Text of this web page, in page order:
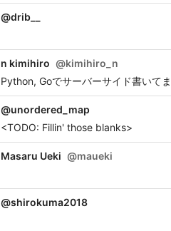
@drib__
n kimihiro @kimihiro_n
Python, Goでサーバーサイド書いてま
@unordered_map
<TODO: Fillin' those blanks>
Masaru Ueki @maueki
@shirokuma2018